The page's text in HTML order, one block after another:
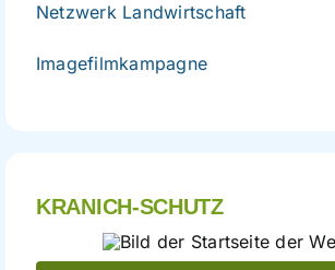
Netzwerk Landwirtschaft
Imagefilmkampagne
KRANICH-SCHUTZ